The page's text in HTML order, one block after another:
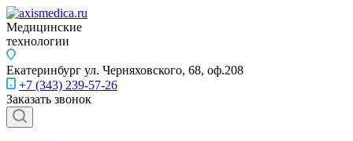
Медицинские
технологии
Екатеринбург ул. Черняховского, 68, оф.208
+7 (343) 239-57-26
Заказать звонок